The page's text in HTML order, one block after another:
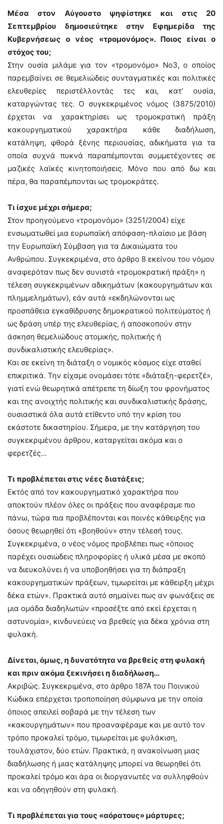
Μέσα στον Αύγουστο ψηφίστηκε και στις 20
Σεπτεμβρίου δημοσιεύτηκε στην Eφημερίδα της
Kυβερνήσεως ο νέος «τρομονόμος». Ποιος είναι ο
στόχος του;
Στην ουσία μιλάμε για τον «τρομονόμο» Νο3, ο οποίος
παρεμβαίνει σε θεμελιώδεις συνταγματικές και πολιτικές
ελευθερίες περιστέλλοντάς τες και, κατ’ ουσία,
καταργώντας τες. Ο συγκεκριμένος νόμος (3875/2010)
έρχεται να χαρακτηρίσει ως τρομοκρατική πράξη
κακουργηματικού χαρακτήρα κάθε διαδήλωση,
κατάληψη, φθορά ξένης περιουσίας, αδικήματα για τα
οποία συχνά πυκνά παραπέμπονται συμμετέχοντες σε
μαζικές λαϊκές κινητοποιήσεις. Μόνο που από δω και
πέρα, θα παραπέμπονται ως τρομοκράτες.
Τι ίσχυε μέχρι σήμερα;
Στον προηγούμενο «τρομονόμο» (3251/2004) είχε
ενσωματωθεί μια ευρωπαϊκή απόφαση-πλαίσιο με βάση
την Ευρωπαϊκή Σύμβαση για τα Δικαιώματα του
Ανθρώπου. Συγκεκριμένα, στο άρθρο 8 εκείνου του νόμου
αναφερόταν πως δεν συνιστά «τρομοκρατική πράξη» η
τέλεση συγκεκριμένων αδικημάτων (κακουργημάτων και
πλημμελημάτων), εάν αυτά «εκδηλώνονται ως
προσπάθεια εγκαθίδρυσης δημοκρατικού πολιτεύματος ή
ως δράση υπέρ της ελευθερίας, ή αποσκοπούν στην
άσκηση θεμελιώδους ατομικής, πολιτικής ή
συνδικαλιστικής ελευθερίας».
Και σε εκείνη τη διάταξη ο νομικός κόσμος είχε σταθεί
επικριτικά. Την είχαμε ονομάσει τότε «διάταξη-φερετζέ»,
γιατί ενώ θεωρητικά απέτρεπε τη δίωξη του φρονήματος
και της ανοιχτής πολιτικής και συνδικαλιστικής δράσης,
ουσιαστικά όλα αυτά ετίθεντο υπό την κρίση του
εκάστοτε δικαστηρίου. Σήμερα, με την κατάργηση του
συγκεκριμένου άρθρου, καταργείται ακόμα και ο
φερετζές…
Τι προβλέπεται στις νέες διατάξεις;
Εκτός από τον κακουργηματικό χαρακτήρα που
αποκτούν πλέον όλες οι πράξεις που αναφέραμε πιο
πάνω, τώρα πια προβλέπονται και ποινές κάθειρξης για
όσους θεωρηθεί ότι «βοηθούν» στην τέλεσή τους.
Συγκεκριμένα, ο νέος νόμος προβλέπει πως «όποιος
παρέχει ουσιώδεις πληροφορίες ή υλικά μέσα με σκοπό
να διευκολύνει ή να υποβοηθήσει για τη διάπραξη
κακουργηματικών πράξεων, τιμωρείται με κάθειρξη μέχρι
δέκα ετών». Πρακτικά αυτό σημαίνει πως αν φωνάξεις σε
μια ομάδα διαδηλωτών «προσέξτε από εκεί έρχεται η
αστυνομία», κινδυνεύεις να βρεθείς για δέκα χρόνια στη
φυλακή.
Δίνεται, όμως, η δυνατότητα να βρεθείς στη φυλακή
και πριν ακόμα ξεκινήσει η διαδήλωση…
Ακριβώς. Συγκεκριμένα, στο άρθρο 187Α του Ποινικού
Κώδικα επέρχεται τροποποίηση σύμφωνα με την οποία
όποιος απειλεί σοβαρά με την τέλεση των
«κακουργημάτων» που προαναφέραμε και με αυτό τον
τρόπο προκαλεί τρόμο, τιμωρείται με φυλάκιση,
τουλάχιστον, δύο ετών. Πρακτικά, η ανακοίνωση μιας
διαδήλωσης ή μιας κατάληψης μπορεί να θεωρηθεί ότι
προκαλεί τρόμο και άρα οι διοργανωτές να συλληφθούν
και να οδηγηθούν στη φυλακή.
Τι προβλέπεται για τους «αόρατους» μάρτυρες;